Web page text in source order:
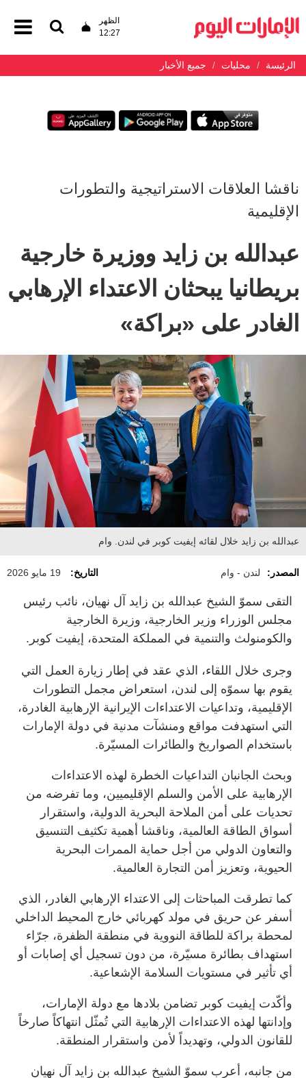
الظهر
12:27
الرئيسة محليات جميع الأخبار
ناقشا العلاقات الاستراتيجية والتطورات
الإقليمية
عبدالله بن زايد ووزيرة خارجية
بريطانيا يبحثان الاعتداء الإرهابي
الغادر على «براكة»
عبدالله بن زايد خلال لقائه إيفيت كوبر في لندن. وام
المصدر: لندن - وام التاريخ: 19 مايو 2026
التقى سموّ الشيخ عبدالله بن زايد آل نهيان، نائب رئيس
مجلس الوزراء وزير الخارجية، وزيرة الخارجية
والكومنولث والتنمية في المملكة المتحدة، إيفيت كوبر.
وجرى خلال اللقاء، الذي عقد في إطار زيارة العمل التي
يقوم بها سموّه إلى لندن، استعراض مجمل التطورات
الإقليمية، وتداعيات الاعتداءات الإيرانية الإرهابية الغادرة،
التي استهدفت مواقع ومنشآت مدنية في دولة الإمارات
باستخدام الصواريخ والطائرات المسيّرة.
وبحث الجانبان التداعيات الخطرة لهذه الاعتداءات
الإرهابية على الأمن والسلم الإقليميين، وما تفرضه من
تحديات على أمن الملاحة البحرية الدولية، واستقرار
أسواق الطاقة العالمية، وناقشا أهمية تكثيف التنسيق
والتعاون الدولي من أجل حماية الممرات البحرية
الحيوية، وتعزيز أمن التجارة العالمية.
كما تطرقت المباحثات إلى الاعتداء الإرهابي الغادر، الذي
أسفر عن حريق في مولد كهربائي خارج المحيط الداخلي
لمحطة براكة للطاقة النووية في منطقة الظفرة، جرّاء
استهداف بطائرة مسيّرة، من دون تسجيل أي إصابات أو
أي تأثير في مستويات السلامة الإشعاعية.
وأكّدت إيفيت كوبر تضامن بلادها مع دولة الإمارات،
وإدانتها لهذه الاعتداءات الإرهابية التي تُمثّل انتهاكاً صارخاً
للقانون الدولي، وتهديداً لأمن واستقرار المنطقة.
من جانبه، أعرب سموّ الشيخ عبدالله بن زايد آل نهيان